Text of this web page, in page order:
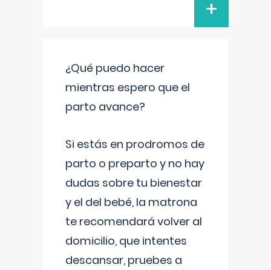
+
¿Qué puedo hacer
mientras espero que el
parto avance?
Si estás en prodromos de
parto o preparto y no hay
dudas sobre tu bienestar
y el del bebé, la matrona
te recomendará volver al
domicilio, que intentes
descansar, pruebes a